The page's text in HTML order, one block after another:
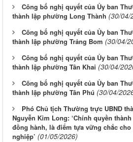
Công bố nghị quyết của Ủy ban
thành lập phường Long Thành (30/04/
Công bố nghị quyết của Ủy ban
thành lập phường Trảng Bom (30/04/
Công bố nghị quyết của Ủy ban
thành lập phường Tân Khai (30/04/
Công bố nghị quyết của Ủy ban
thành lập phường Tân Phú (30/04/
Phó Chủ tịch Thường trực UBND
Nguyễn Kim Long: ‘Chính quyền
đồng hành, là điểm tựa vững chắc
nghiệp’ (01/05/2026)